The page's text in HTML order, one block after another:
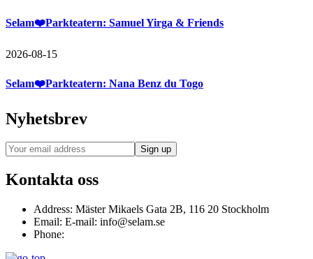
Selam❤️Parkteatern: Samuel Yirga & Friends
2026-08-15
Selam❤️Parkteatern: Nana Benz du Togo
Nyhetsbrev
Kontakta oss
Address: Mäster Mikaels Gata 2B, 116 20 Stockholm
Email: E-mail: info@selam.se
Phone: